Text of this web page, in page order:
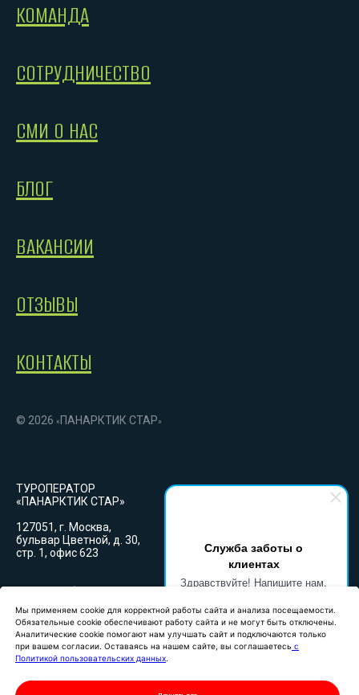
Служба заботы о
клиентах
Здравствуйте! Напишите нам,
Мы применяем cookie для корректной работы сайта и анализа посещаемости.
Обязательные cookie обеспечивают работу сайта и не могут быть отключены.
Аналитические cookie помогают нам улучшать сайт и подключаются только
при вашем согласии. Оставаясь на нашем сайте, вы соглашаетесь с
Политикой пользовательских данных.
КОМАНДА
СОТРУДНИЧЕСТВО
СМИ О НАС
БЛОГ
ВАКАНСИИ
ОТЗЫВЫ
КОНТАКТЫ
© 2026 « ПАНАРКТИК СТАР»
ТУРОПЕРАТОР
«ПАНАРКТИК СТАР»
127051, г. Москва,
бульвар Цветной, д. 30,
стр. 1, офис 623
Пн-Вс: 09:00-18:00
Лицензия туроператора
РТО 22 273
Мы применяем cookie для корректной работы сайта и анализа посещаемости.
Обязательные cookie обеспечивают работу сайта и не могут быть отключены.
Аналитические cookie помогают нам улучшать сайт и подключаются только при
вашем согласии. Оставаясь на нашем сайте, вы соглашаетесьс Политикой
пользовательских данных.